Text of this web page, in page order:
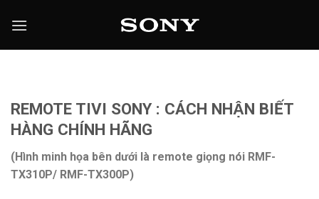
đến
REMOTE TIVI SONY : CÁCH NHẬN BIẾT
HÀNG CHÍNH HÃNG
(Hình minh họa bên dưới là remote giọng nói RMF-
TX310P/ RMF-TX300P)